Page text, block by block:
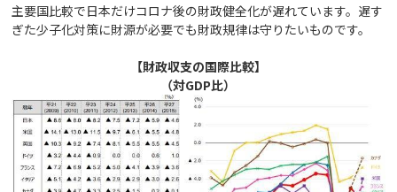
主要国比較で日本だけコロナ後の財政健全化が遅れています。遅す
ぎた少子化対策に財源が必要でも財政規律は守りたいものです。
【財政収支の国際比較】
（対GDP比）